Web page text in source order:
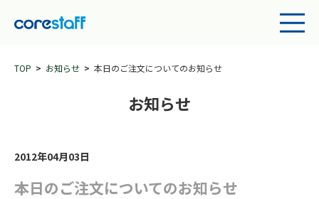
TOP お知らせ 本日のご注文についてのお知らせ
お知らせ
2012年04月03日
本日のご注文についてのお知らせ